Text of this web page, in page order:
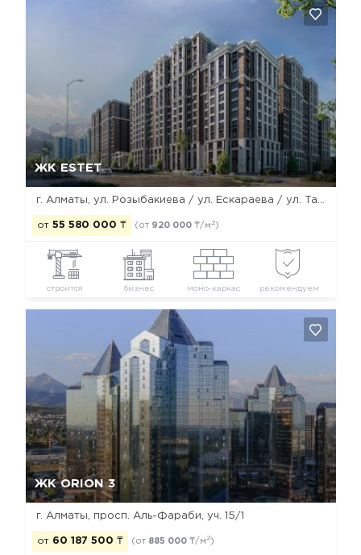
ЖК ESTET
от 55 580 000 ₸ (от 920 000 ₸/м 2)
строится бизнес моно-каркас рекомендуем
Да, удалить Отмена
ЖК ORION 3
г. Алматы, просп. Аль-Фараби, уч. 15/1
от 60 187 500 ₸ (от 885 000 ₸/м2)
Да, удалить Отмена